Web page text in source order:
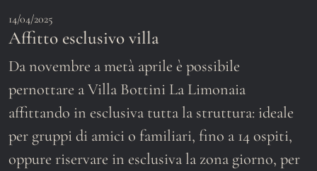
14/04/2025
Affitto esclusivo villa
Da novembre a metà aprile è possibile
pernottare a Villa Bottini La Limonaia
affittando in esclusiva tutta la struttura: ideale
per gruppi di amici o familiari, fino a 14 ospiti,
oppure riservare in esclusiva la zona giorno, per